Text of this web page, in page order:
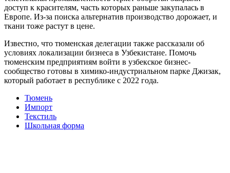
доступ к красителям, часть которых раньше закупалась в
Европе. Из-за поиска альтернатив производство дорожает, и
ткани тоже растут в цене.
Известно, что тюменская делегации также рассказали об
условиях локализации бизнеса в Узбекистане. Помочь
тюменским предприятиям войти в узбекское бизнес-
сообщество готовы в химико-индустриальном парке Джизак,
который работает в республике с 2022 года.
Тюмень
Импорт
Текстиль
Школьная форма